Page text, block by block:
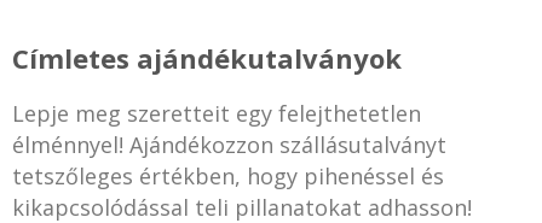
Címletes ajándékutalványok
Lepje meg szeretteit egy felejthetetlen
élménnyel! Ajándékozzon szállásutalványt
tetszőleges értékben, hogy pihenéssel és
kikapcsolódással teli pillanatokat adhasson!